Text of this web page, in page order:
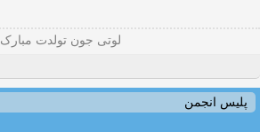
لوتی جون تولدت مبارک
پلیس انجمن